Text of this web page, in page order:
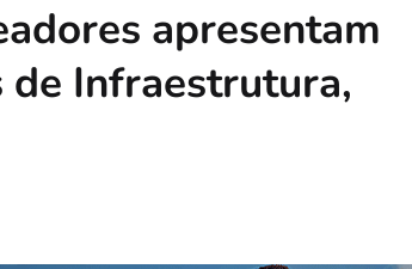
apresentam
de Infraestrutura,